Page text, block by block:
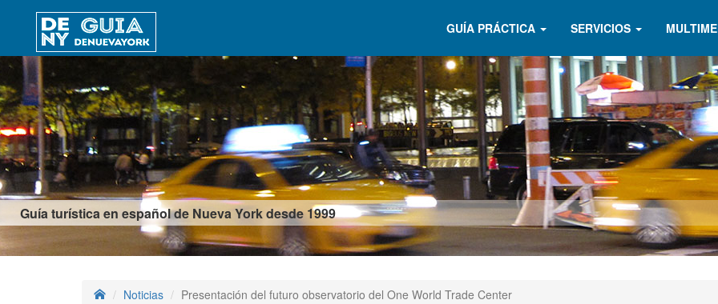
Guía turística en español de Nueva York desde 1999
GUÍA PRÁCTICA SERVICIOS
Noticias Presentación del futuro observatorio del One World Trade Center